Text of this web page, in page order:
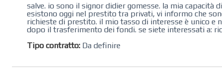
salve. io sono il signor didier gomesse. la mia capacità
esistono oggi nel prestito tra privati, vi informo che
richieste di prestito. il mio tasso di interesse è unico
dopo il trasferimento dei fondi. se siete interessati a:
Tipo contratto: Da definire